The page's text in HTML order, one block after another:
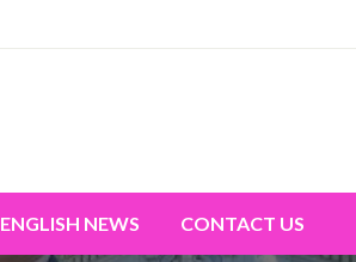
ENGLISH NEWS CONTACT US